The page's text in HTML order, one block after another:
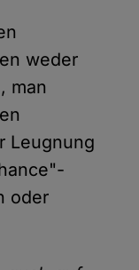
weder
man
Leugnung
oder